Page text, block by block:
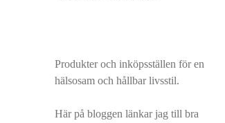
Produkter och inköpsställen för en
hälsosam och hållbar livsstil.
Här på bloggen länkar jag till bra